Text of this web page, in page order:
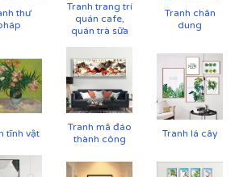
trên chất liệu canvas công nghệ in
thư
Tranh trang trí
quán cafe,
quán trà sữa
Tranh chân
dung
tĩnh vật
Tranh mã đáo
thành công
Tranh lá cây